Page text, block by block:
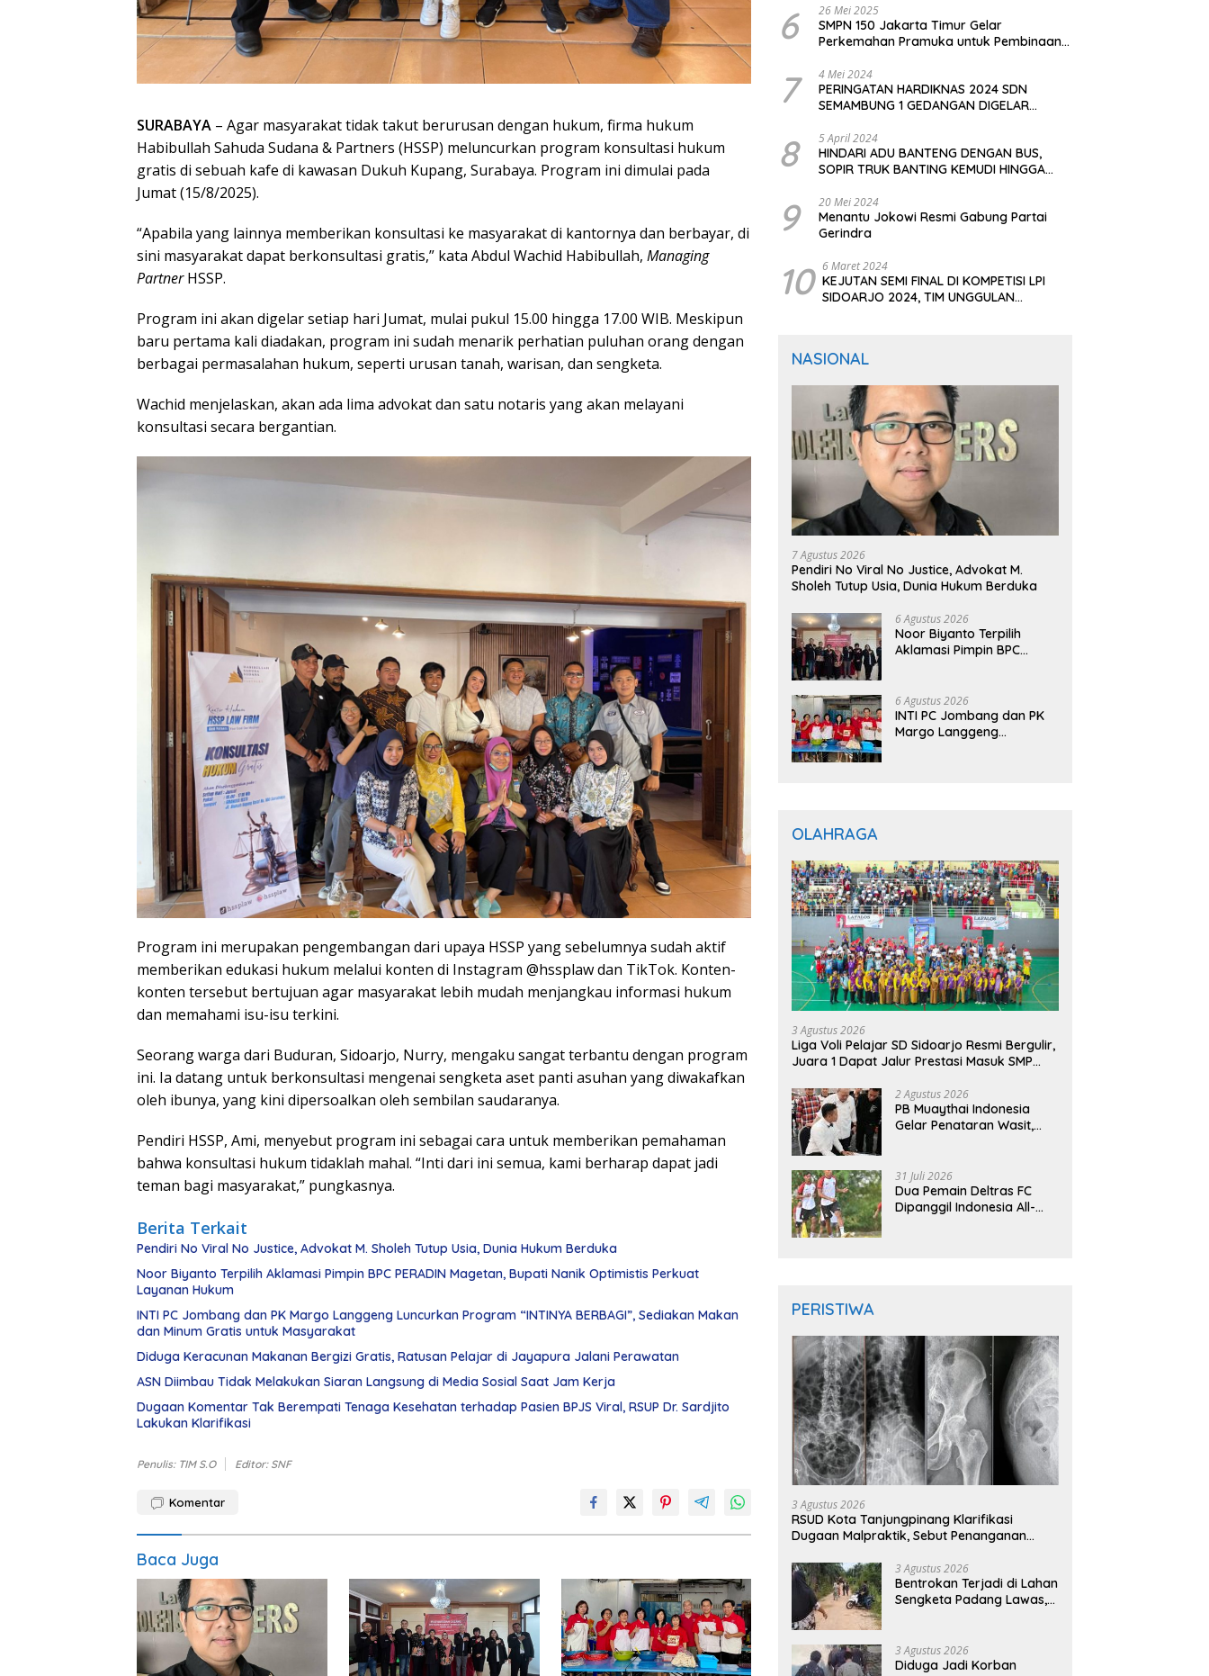
SURABAYA – Agar masyarakat tidak takut berurusan dengan hukum, firma hukum
Habibullah Sahuda Sudana & Partners (HSSP) meluncurkan program konsultasi hukum
gratis di sebuah kafe di kawasan Dukuh Kupang, Surabaya. Program ini dimulai pada
Jumat (15/8/2025).
“Apabila yang lainnya memberikan konsultasi ke masyarakat di kantornya dan berbayar, di
sini masyarakat dapat berkonsultasi gratis,” kata Abdul Wachid Habibullah, Managing
PartnerHSSP.
Program ini akan digelar setiap hari Jumat, mulai pukul 15.00 hingga 17.00 WIB. Meskipun
baru pertama kali diadakan, program ini sudah menarik perhatian puluhan orang dengan
berbagai permasalahan hukum, seperti urusan tanah, warisan, dan sengketa.
Wachid menjelaskan, akan ada lima advokat dan satu notaris yang akan melayani
konsultasi secara bergantian.
Program ini merupakan pengembangan dari upaya HSSP yang sebelumnya sudah aktif
memberikan edukasi hukum melalui konten di Instagram @hssplaw dan TikTok. Konten-
konten tersebut bertujuan agar masyarakat lebih mudah menjangkau informasi hukum
dan memahami isu-isu terkini.
Seorang warga dari Buduran, Sidoarjo, Nurry, mengaku sangat terbantu dengan program
ini. Ia datang untuk berkonsultasi mengenai sengketa aset panti asuhan yang diwakafkan
oleh ibunya, yang kini dipersoalkan oleh sembilan saudaranya.
Pendiri HSSP, Ami, menyebut program ini sebagai cara untuk memberikan pemahaman
bahwa konsultasi hukum tidaklah mahal. “Inti dari ini semua, kami berharap dapat jadi
teman bagi masyarakat,” pungkasnya.
Berita Terkait
Pendiri No Viral No Justice, Advokat M. Sholeh Tutup Usia, Dunia Hukum Berduka
Noor Biyanto Terpilih Aklamasi Pimpin BPC PERADIN Magetan, Bupati Nanik Optimistis Perkuat
Layanan Hukum
INTI PC Jombang dan PK Margo Langgeng Luncurkan Program “INTINYA BERBAGI”, Sediakan Makan
dan Minum Gratis untuk Masyarakat
Diduga Keracunan Makanan Bergizi Gratis, Ratusan Pelajar di Jayapura Jalani Perawatan
ASN Diimbau Tidak Melakukan Siaran Langsung di Media Sosial Saat Jam Kerja
Dugaan Komentar Tak Berempati Tenaga Kesehatan terhadap Pasien BPJS Viral, RSUP Dr. Sardjito
Lakukan Klarifikasi
Penulis: TIM S.O Editor: SNF
Komentar
Baca Juga
SERANG
6 26 Mei 2025
SMPN 150 Jakarta Timur Gelar
Perkemahan Pramuka untuk Pembinaan
7 4 Mei 2024
PERINGATAN HARDIKNAS 2024 SDN
SEMAMBUNG 1 GEDANGAN DIGELAR
8 5 April 2024
HINDARI ADU BANTENG DENGAN BUS,
SOPIR TRUK BANTING KEMUDI HINGGA
9 20 Mei 2024
Menantu Jokowi Resmi Gabung Partai
Gerindra
10 6 Maret 2024
KEJUTAN SEMI FINAL DI KOMPETISI LPI
SIDOARJO 2024, TIM UNGGULAN
NASIONAL
7 Agustus 2026
Pendiri No Viral No Justice, Advokat M.
Sholeh Tutup Usia, Dunia Hukum Berduka
6 Agustus 2026
Noor Biyanto Terpilih
Aklamasi Pimpin BPC
Layanan Hukum
6 Agustus 2026
INTI PC Jombang dan PK
Margo Langgeng
OLAHRAGA
3 Agustus 2026
Liga Voli Pelajar SD Sidoarjo Resmi Bergulir,
Juara 1 Dapat Jalur Prestasi Masuk SMP
2 Agustus 2026
PB Muaythai Indonesia
Gelar Penataran Wasit,
31 Juli 2026
Dua Pemain Deltras FC
Dipanggil Indonesia All-
PERISTIWA
3 Agustus 2026
RSUD Kota Tanjungpinang Klarifikasi
Dugaan Malpraktik, Sebut Penanganan
3 Agustus 2026
Bentrokan Terjadi di Lahan
Sengketa Padang Lawas,
Diancam Oknum DPRD
3 Agustus 2026
Diduga Jadi Korban